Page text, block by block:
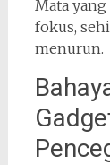
Mata
fokus,
menurun.